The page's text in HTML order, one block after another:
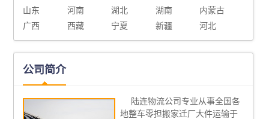
山东
河南 湖北 湖南
内蒙古
广西
西藏 宁夏 新疆 河北
公司简介
陆连物流公司专业从事全国各
地整车零担搬家迁厂大件运输于